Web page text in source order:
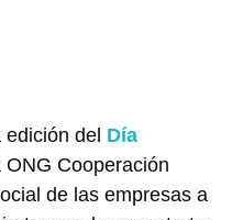
del Día
Cooperación
de las empresas a